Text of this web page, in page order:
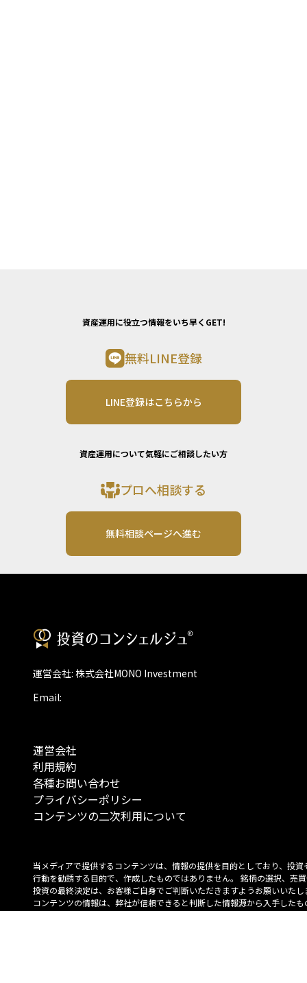
資産運用に役立つ情報をいち早くGET!
無料LINE登録
LINE登録はこちらから
資産運用について気軽にご相談したい方
プロへ相談する
無料相談ページへ進む
運営会社: 株式会社MONO Investment
Email:
運営会社
利用規約
各種お問い合わせ
プライバシーポリシー
コンテンツの二次利用について
当メディアで提供するコンテンツは、情報の提供を目的としており、投資
行動を勧誘する目的で、作成したものではありません。 銘柄の選択、売
投資の最終決定は、お客様ご自身でご判断いただきますようお願いいたし
コンテンツの情報は、弊社が信頼できると判断した情報源から入手したも
が、その情報源の確実性を保証したものではありません。 また、本コン